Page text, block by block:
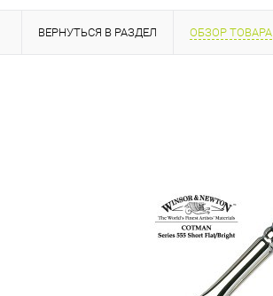
ВЕРНУТЬСЯ В РАЗДЕЛ ОБЗОР ТОВАРА